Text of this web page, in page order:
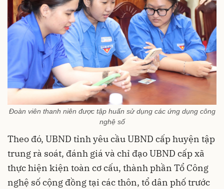
Đoàn viên thanh niên được tập huấn sử dụng các ứng dụng công
nghệ số
Theo đó, UBND tỉnh yêu cầu UBND cấp huyện tập
trung rà soát, đánh giá và chỉ đạo UBND cấp xã
thực hiện kiện toàn cơ cấu, thành phần Tổ Công
nghệ số cộng đồng tại các thôn, tổ dân phố trước